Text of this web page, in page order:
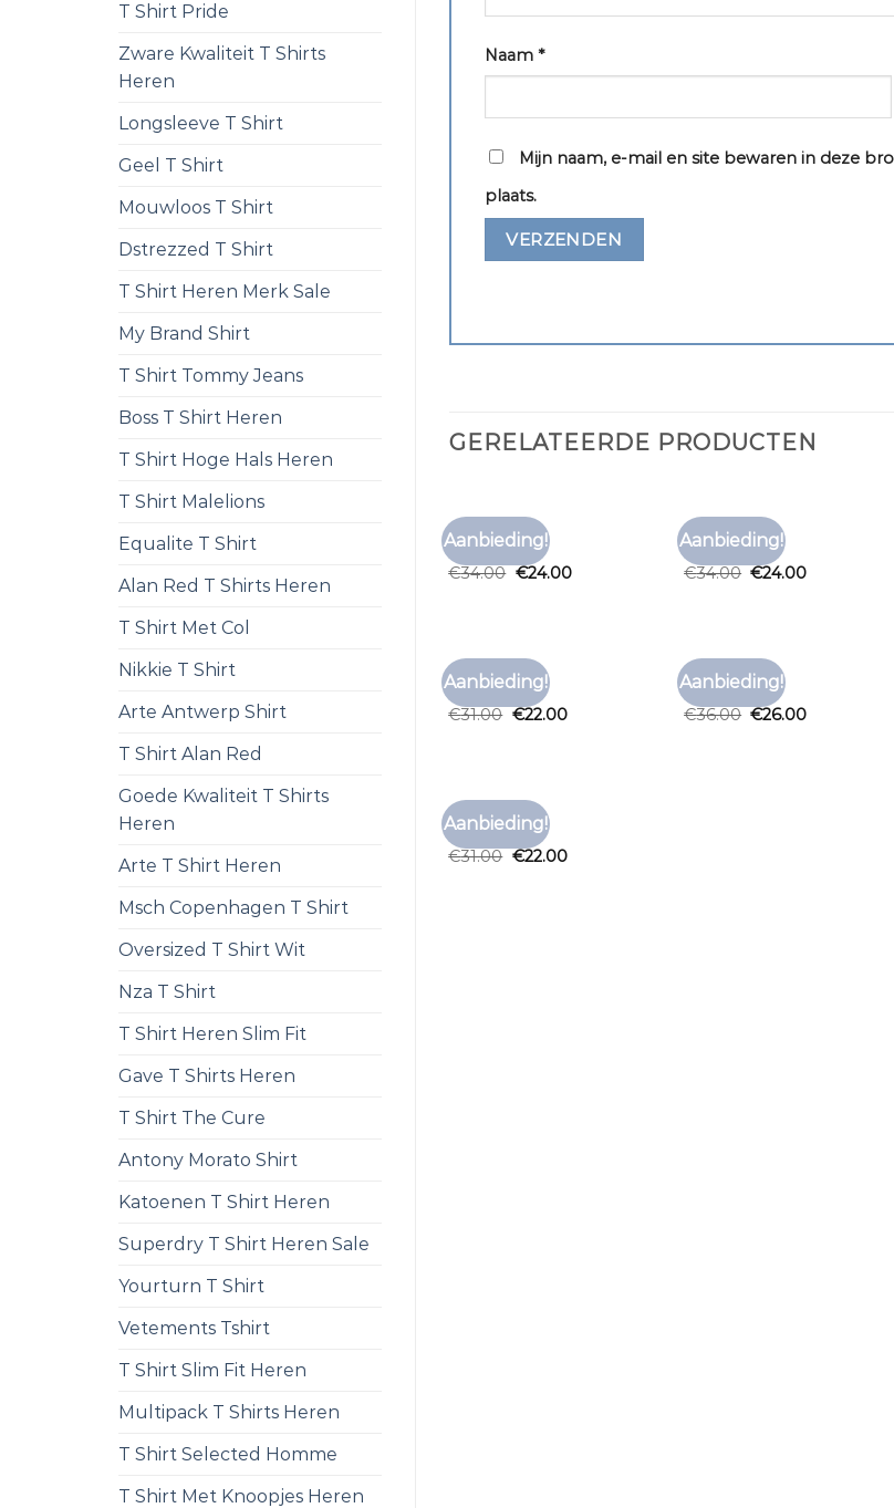
T Shirt Pride
Zware Kwaliteit T Shirts
Heren
Longsleeve T Shirt
Geel T Shirt
Mouwloos T Shirt
Dstrezzed T Shirt
T Shirt Heren Merk Sale
My Brand Shirt
T Shirt Tommy Jeans
Boss T Shirt Heren
T Shirt Hoge Hals Heren
T Shirt Malelions
Equalite T Shirt
Alan Red T Shirts Heren
T Shirt Met Col
Nikkie T Shirt
Arte Antwerp Shirt
T Shirt Alan Red
Goede Kwaliteit T Shirts
Heren
Arte T Shirt Heren
Msch Copenhagen T Shirt
Oversized T Shirt Wit
Nza T Shirt
T Shirt Heren Slim Fit
Gave T Shirts Heren
T Shirt The Cure
Antony Morato Shirt
Katoenen T Shirt Heren
Superdry T Shirt Heren Sale
Yourturn T Shirt
Vetements Tshirt
T Shirt Slim Fit Heren
Multipack T Shirts Heren
T Shirt Selected Homme
T Shirt Met Knoopjes Heren
Naam *
Mijn naam, e-mail en site bewaren in deze
plaats.
GERELATEERDE PRODUCTEN
Aanbieding!
TNO T SHIRT
tno t shirt
€34.00 €24.00
Aanbieding!
TNO T SHIRT
tno t shirt
€34.00 €24.00
Aanbieding!
TNO T SHIRT
tno t shirt
€31.00 €22.00
Aanbieding!
TNO T SHIRT
tno t shirt
€36.00 €26.00
Aanbieding!
TNO T SHIRT
tno t shirt
€31.00 €22.00